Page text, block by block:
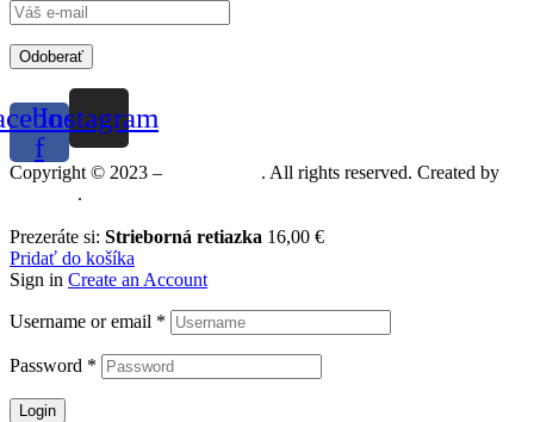
Odoberať
f
Instagram
Copyright © 2023 –
. All rights reserved. Created by
.
Prezeráte si: Strieborná retiazka 16,00 €
Pridať do košíka
Sign in Create an Account
Username or email *
Password *
Login